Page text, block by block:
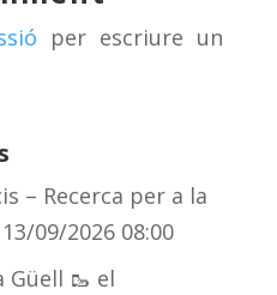
te
ixper escriure un
– Recerca per a la
09/2026 08:00
Güell 🥾 el